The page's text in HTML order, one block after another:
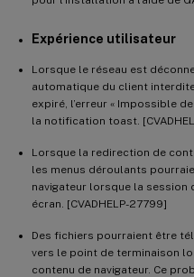
Expérience utilisateur
Lorsque le réseau est
automatique du client
expiré, l’erreur « Impossible
la notification toast.
Lorsque la redirection de
les menus déroulants
navigateur lorsque la session
écran. [CVADHELP-27799]
Des fichiers pourraient être
vers le point de terminaison
contenu de navigateur. Ce